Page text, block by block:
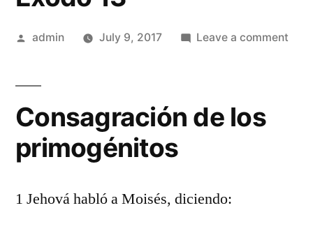
Posted
admin July 9, 2017 Leave a comment
Consagración de los
primogénitos
1 Jehová habló a Moisés, diciendo: